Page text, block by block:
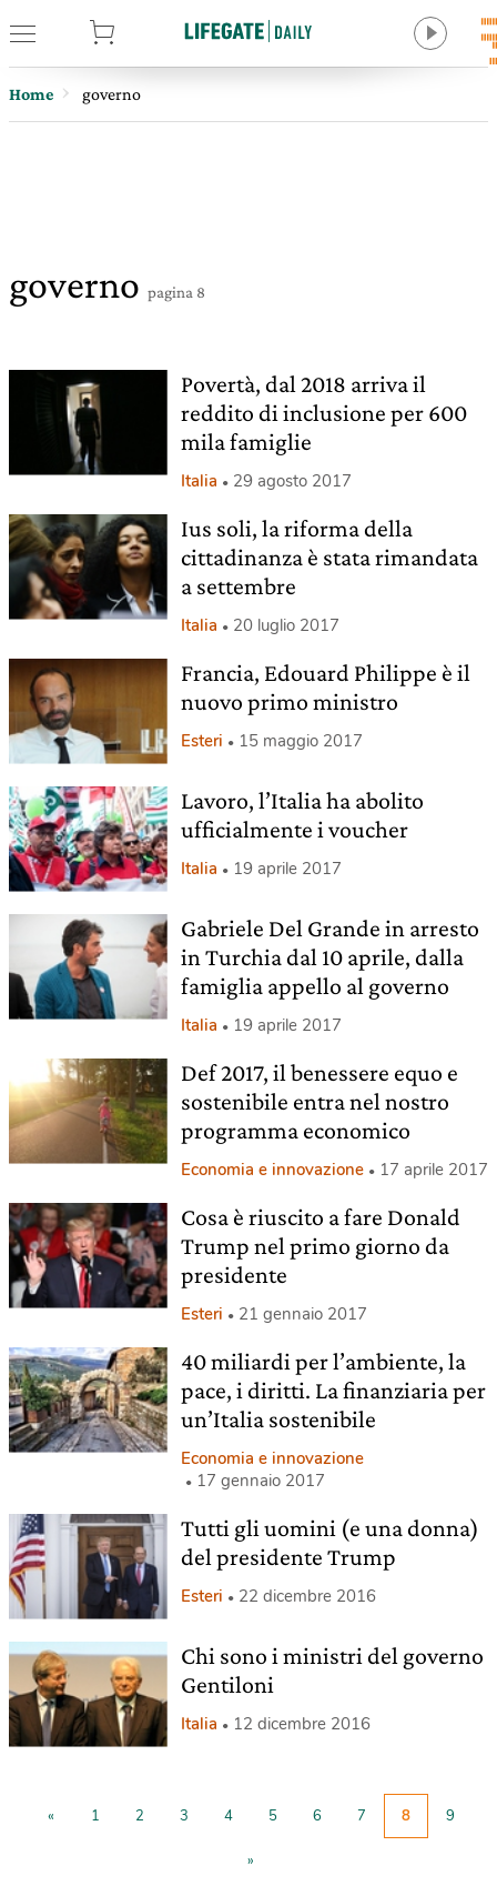
Home governo
governo pagina 8
Povertà, dal 2018 arriva il
reddito di inclusione per 600
mila famiglie
Italia 29 agosto 2017
Ius soli, la riforma della
cittadinanza è stata rimandata
a settembre
Italia 20 luglio 2017
Francia, Edouard Philippe è il
nuovo primo ministro
Esteri 15 maggio 2017
Lavoro, l’Italia ha abolito
ufficialmente i voucher
Italia 19 aprile 2017
Gabriele Del Grande in arresto
in Turchia dal 10 aprile, dalla
famiglia appello al governo
Italia 19 aprile 2017
Def 2017, il benessere equo e
sostenibile entra nel nostro
programma economico
Economia e innovazione 17 aprile 2017
Cosa è riuscito a fare Donald
Trump nel primo giorno da
presidente
Esteri 21 gennaio 2017
40 miliardi per l’ambiente, la
pace, i diritti. La finanziaria per
un’Italia sostenibile
Economia e innovazione
17 gennaio 2017
Tutti gli uomini (e una donna)
del presidente Trump
Esteri 22 dicembre 2016
Chi sono i ministri del governo
Gentiloni
Italia 12 dicembre 2016
« 1 2 3 4 5 6 7 8 9
»